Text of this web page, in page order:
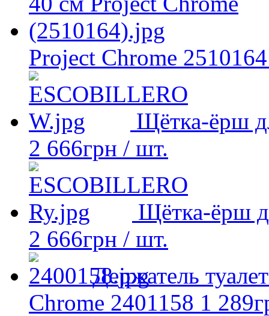
Project Chrome 2510164
Щётка-ёрш
2 666грн / шт.
Щётка-ёрш
2 666грн / шт.
Держатель
Chrome 2401158 1 289